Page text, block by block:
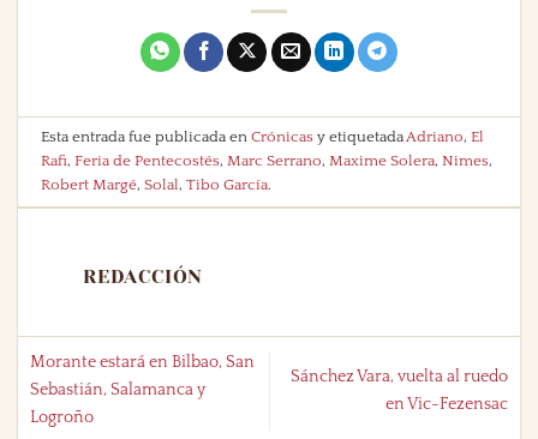
Esta entrada fue publicada enCrónicas y etiquetadaAdriano,El
Rafi,Feria de Pentecostés,Marc Serrano,Maxime Solera,Nimes,
Robert Margé,Solal,Tibo García.
REDACCIÓN
Morante estará en Bilbao, San
Sebastián, Salamanca y
Logroño
Sánchez Vara, vuelta al ruedo
en Vic-Fezensac